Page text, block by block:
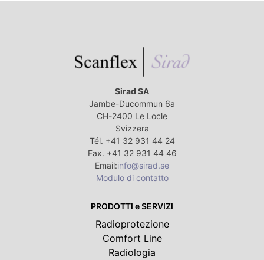
Sirad SA
Jambe-Ducommun 6a
CH-2400 Le Locle
Svizzera
Tél. +41 32 931 44 24
Fax. +41 32 931 44 46
Email:info@sirad.se
Modulo di contatto
PRODOTTI e SERVIZI
Radioprotezione
Comfort Line
Radiologia